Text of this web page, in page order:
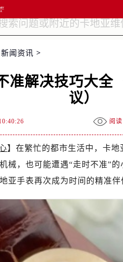
新闻资讯 >
准解决技巧大全
议）
阅
】在繁忙的都市生活中，卡
械，也可能遭遇“走时不准”
亚手表再次成为时间的精准伴